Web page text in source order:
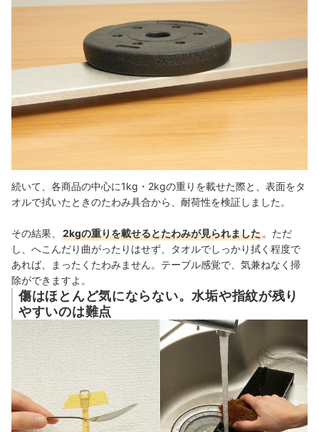
続いて、各商品の中心に1kg・2kgの重りを載せた際と、表面をタ
オルで拭いたときのたわみ具合から、耐荷性を検証しました。
その結果、 2kgの重りを載せるとたわみが見られました 。ただ
し、へこんだり曲がったりはせず、タオルでしっかり拭く程度で
あれば、まったくたわみません。テーブル感覚で、気兼ねなく掃
除ができますよ。
傷はほとんど気にならない。水垢や指紋が残り
やすいのは難点